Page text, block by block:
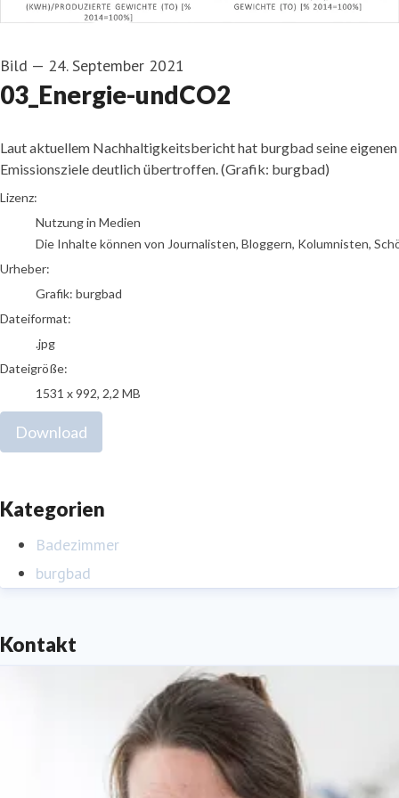
Bild — 24. September 2021
03_Energie-undCO2
Laut aktuellem Nachhaltigkeitsbericht hat burgbad seine eigenen
Emissionsziele deutlich übertroffen. (Grafik: burgbad)
Grafik: burgbad
Lizenz:
Nutzung in Medien
Die Inhalte können von Journalisten, Bloggern, Kolumnisten,
Urheber:
Grafik: burgbad
Dateiformat:
.jpg
Dateigröße:
1531 x 992, 2,2 MB
Download
Kategorien
Badezimmer
burgbad
Kontakt